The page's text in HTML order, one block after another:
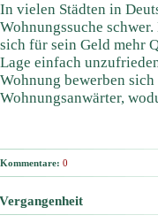
In vielen Städten in
Wohnungssuche
sich für sein Geld mehr
Lage einfach
Wohnung bewerben
Wohnungsanwärter,
Kommentare: 0